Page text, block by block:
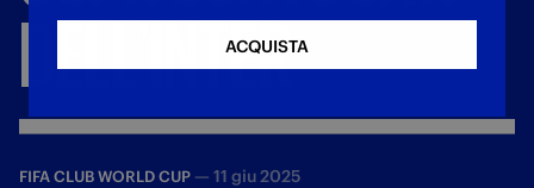
DELL'INTER
FIFA CLUB WORLD CUP — 11 giu 2025
ACQUISTA